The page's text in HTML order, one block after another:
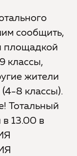
сообщить,
площадкой
классы,
жители
(4-8 классы).
Тотальный
в 13.00 в